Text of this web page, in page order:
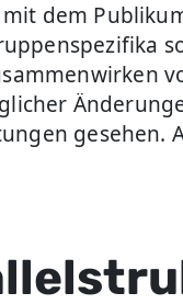
dem
gesehen.